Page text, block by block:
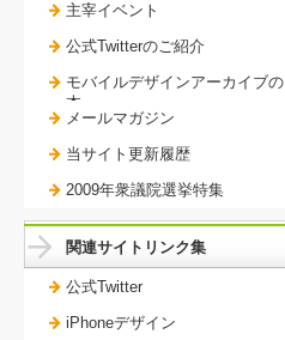
主宰イベント
公式Twitterのご紹介
モバイルデザインアーカイブの
本。
メールマガジン
当サイト更新履歴
2009年衆議院選挙特集
関連サイトリンク集
公式Twitter
iPhoneデザイン